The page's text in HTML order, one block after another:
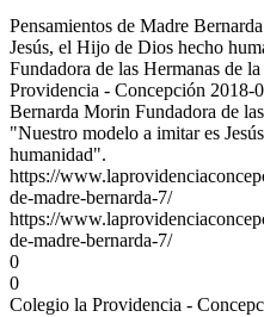
Pensamientos de Madre
Jesús, el Hijo de Dios hecho
Fundadora de las Hermanas de
Providencia - Concepción 2018-
Bernarda Morin Fundadora de
"Nuestro modelo a imitar es
humanidad".
https://
de-madre-bernarda-7/
https://
de-madre-bernarda-7/
0
0
Colegio la Providencia -